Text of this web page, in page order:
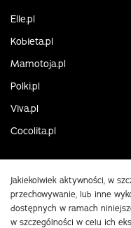
Elle.pl
Kobieta.pl
Mamotoja.pl
Polki.pl
Viva.pl
Cocolita.pl
Jakiekolwiek aktywności, w
przechowywanie, lub inne
dostępnych w ramach
w szczególności w celu ich